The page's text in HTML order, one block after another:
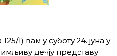
1) вам у суботу 24. јуна у
дечју представу